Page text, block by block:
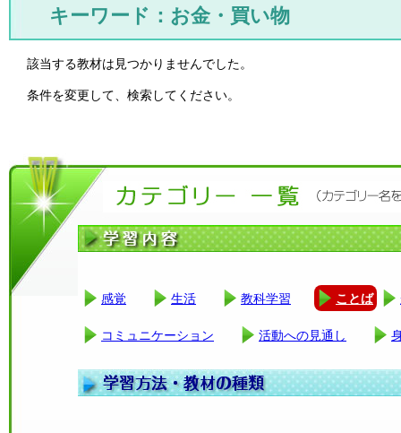
キーワード：お金・買い物
該当する教材は見つかりませんでした。
条件を変更して、検索してください。
感覚 生活 教科学習 ことば
コミュニケーション 活動への見通し